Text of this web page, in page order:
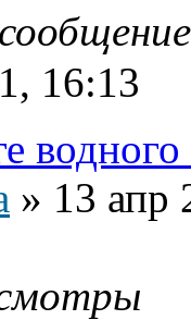
16:13
водного
» 13 апр